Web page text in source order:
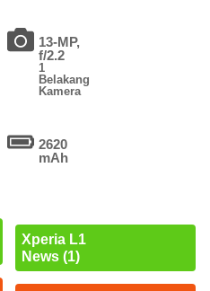
13-MP,
f/2.2
1
Belakang
Kamera
2620
mAh
Xperia L1
News (1)